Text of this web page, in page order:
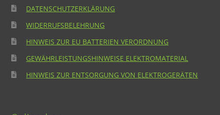
DATENSCHUTZERKLÄRUNG
WIDERRUFSBELEHRUNG
HINWEIS ZUR EU BATTERIEN VERORDNUNG
GEWÄHRLEISTUNGSHINWEISE ELEKTROMATERIAL
HINWEIS ZUR ENTSORGUNG VON ELEKTROGERÄTEN